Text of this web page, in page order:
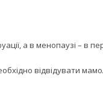
а в менопаузі – в
відвідувати